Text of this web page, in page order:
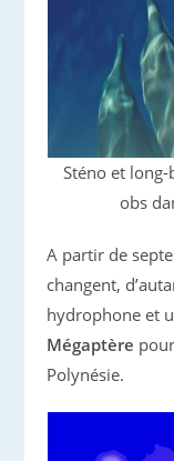
Sténo et
obs
A partir de
changent,
hydrophone et
Mégaptère
Polynésie.